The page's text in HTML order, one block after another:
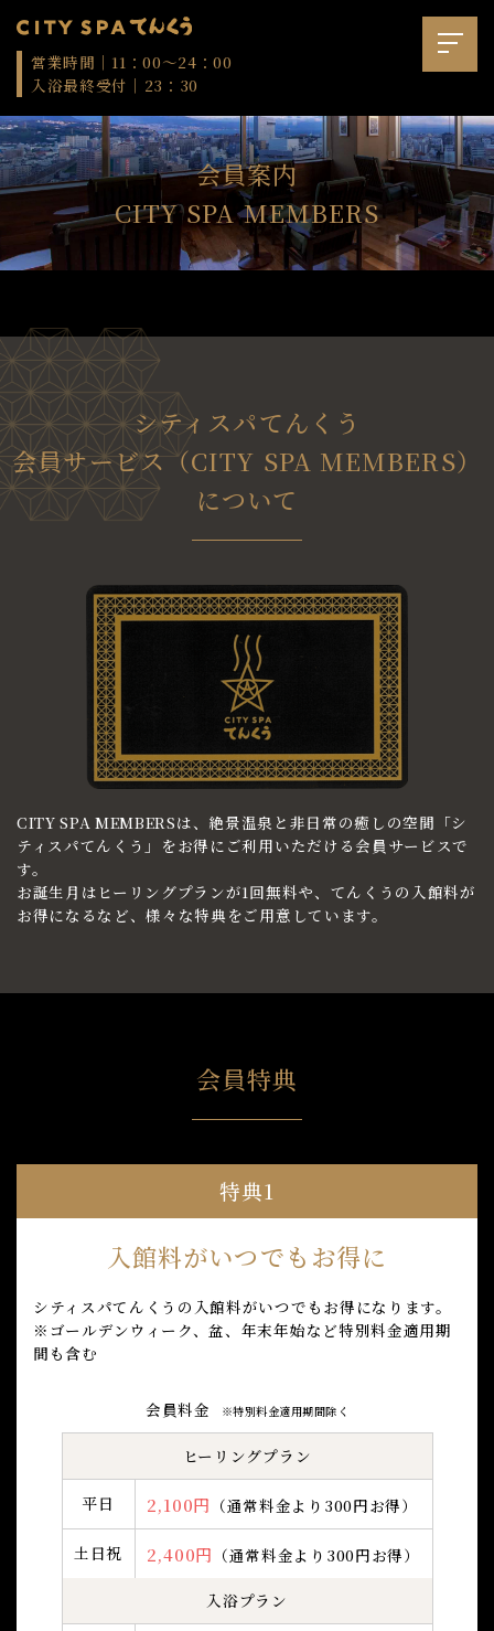
営業時間｜11：00～24：00
入浴最終受付｜23：30
会員案内
CITY SPA MEMBERS
シティスパてんくう
会員サービス（CITY SPA MEMBERS）
について
CITY SPA MEMBERSは、絶景温泉と非日常の癒しの空間 「シ
ティスパてんくう」をお得にご利用いただける会員サービスで
す。
お誕生月はヒーリングプランが1回無料や、てんくうの入館料が
お得になるなど、様々な特典をご用意しています。
会員特典
特典1
入館料がいつでもお得に
シティスパてんくうの入館料がいつでもお得になります。
※ゴールデンウィーク、盆、年末年始など特別料金適用期
間も含む
会員料金 ※特別料金適用期間除く
ヒーリングプラン
平日 2,100円 （通常料金より300円お得）
土日祝 2,400円 （通常料金より300円お得）
入浴プラン